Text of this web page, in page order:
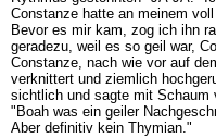
Constanze hatte an meinem
Bevor es mir kam, zog ich ihn
geradezu, weil es so geil war,
Constanze, nach wie vor auf
verknittert und ziemlich
sichtlich und sagte mit Schaum
"Boah was ein geiler
Aber definitiv kein Thymian."